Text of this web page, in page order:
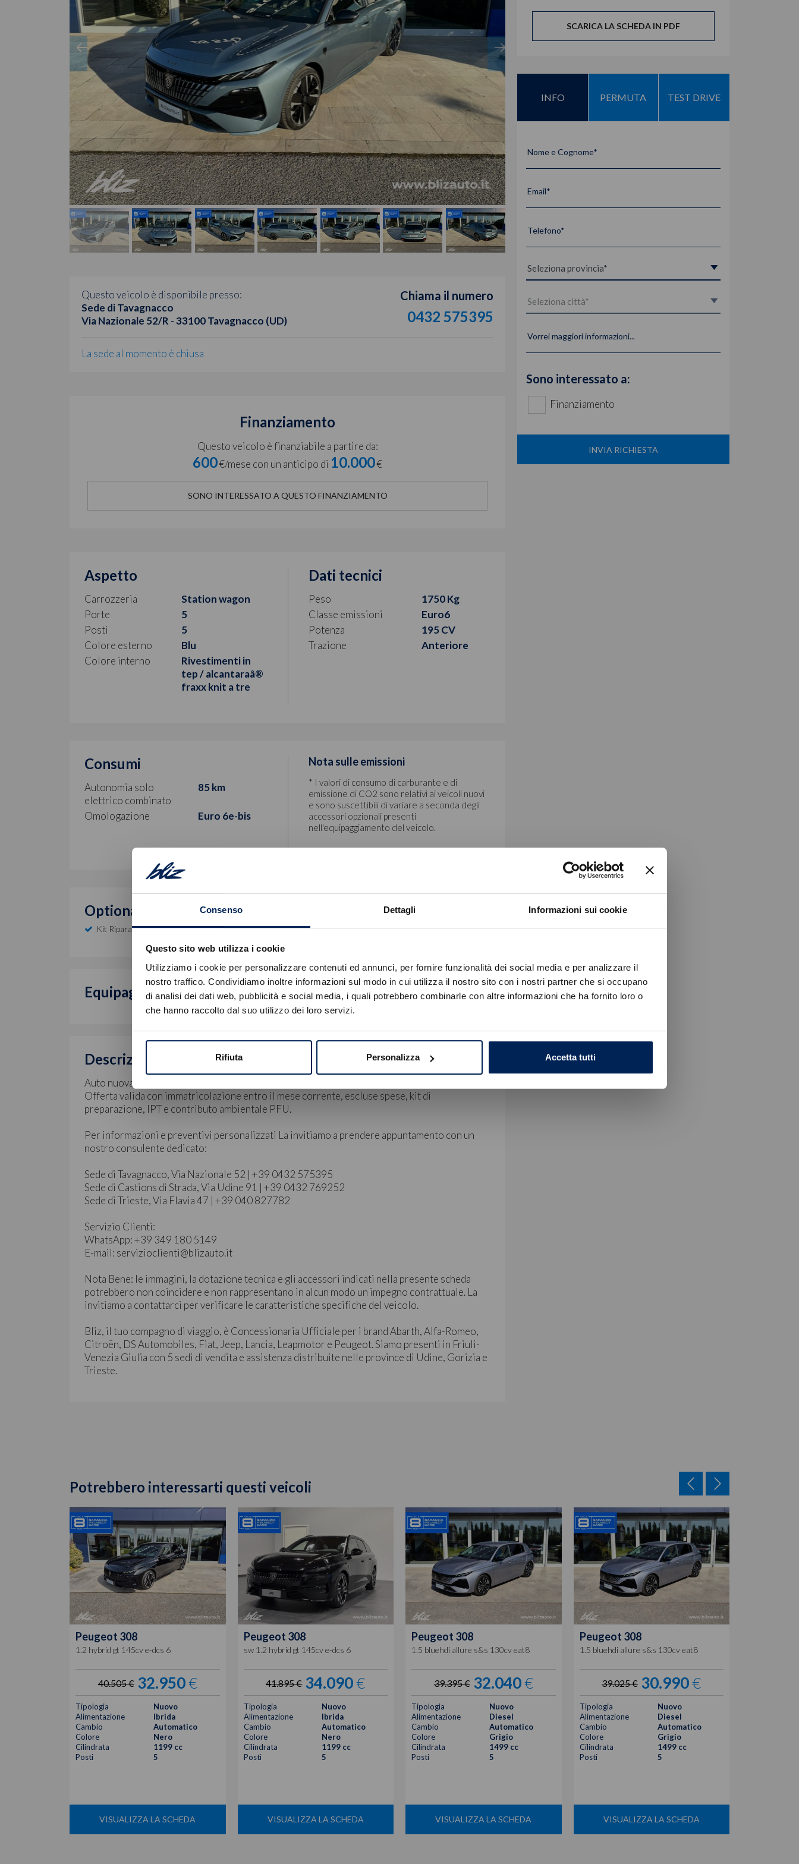
Consenso Dettagli Informazioni sui cookie
Questo sito web utilizza i cookie
Utilizziamo i cookie per personalizzare contenuti ed annunci, per fornire funzionalità dei social media e per analizzare il
nostro traffico. Condividiamo inoltre informazioni sul modo in cui utilizza il nostro sito con i nostri partner che si occupano
di analisi dei dati web, pubblicità e social media, i quali potrebbero combinarle con altre informazioni che ha fornito loro o
che hanno raccolto dal suo utilizzo dei loro servizi.
Rifiuta Personalizza Accetta tutti
Questo veicolo è disponibile presso:
Sede di Tavagnacco
Via Nazionale 52/R - 33100 Tavagnacco (UD)
Chiama il numero
0432 575395
La sede al momento è chiusa
Finanziamento
Questo veicolo è finanziabile a partire da:
600€/mese con un anticipo di 10.000€
SONO INTERESSATO A QUESTO FINANZIAMENTO
Aspetto
Carrozzeria
Station wagon
Porte
5
Posti
5
Colore esterno
Blu
Colore interno
Rivestimenti in
tep / alcantaraâ®
fraxx knit a tre
Dati tecnici
Peso
1750 Kg
Classe emissioni
Euro6
Potenza
195 CV
Trazione
Anteriore
Consumi
Autonomia solo
elettrico combinato
85 km
Omologazione Euro 6e-bis
Nota sulle emissioni
* I valori di consumo di carburante e di
emissione di CO2 sono relativi ai veicoli nuovi
e sono suscettibili di variare a seconda degli
accessori opzionali presenti
nell'equipaggiamento del veicolo.
Optional inclusi
Kit Riparazione Pneumatici Pack Vision 360° & Drive Assist Plus
Equipaggiamento di serie
Descrizione
Auto nuova da immatricolare.
Offerta valida con immatricolazione entro il mese corrente, escluse spese, kit di
preparazione, IPT e contributo ambientale PFU.
Per informazioni e preventivi personalizzati La invitiamo a prendere appuntamento con un
nostro consulente dedicato:
Sede di Tavagnacco, Via Nazionale 52 | +39 0432 575395
Sede di Castions di Strada, Via Udine 91 | +39 0432 769252
Sede di Trieste, Via Flavia 47 | +39 040 827782
Servizio Clienti:
WhatsApp: +39 349 180 5149
E-mail: servizioclienti@blizauto.it
Nota Bene: le immagini, la dotazione tecnica e gli accessori indicati nella presente scheda
potrebbero non coincidere e non rappresentano in alcun modo un impegno contrattuale. La
invitiamo a contattarci per verificare le caratteristiche specifiche del veicolo.
Bliz, il tuo compagno di viaggio, è Concessionaria Ufficiale per i brand Abarth, Alfa-Romeo,
Citroën, DS Automobiles, Fiat, Jeep, Lancia, Leapmotor e Peugeot. Siamo presenti in Friuli-
Venezia Giulia con 5 sedi di vendita e assistenza distribuite nelle province di Udine, Gorizia e
Trieste.
SCARICA LA SCHEDA IN PDF
INFO PERMUTA TEST DRIVE
Nome e Cognome*
Email*
Telefono*
Vorrei maggiori informazioni...
Sono interessato a:
Finanziamento
INVIA RICHIESTA
Potrebbero interessarti questi veicoli
Peugeot 308
1.2 hybrid gt 145cv e-dcs 6
40.505 € 32.950€
Tipologia
Nuovo
Alimentazione
Ibrida
Cambio
Automatico
Colore
Nero
Cilindrata
1199 cc
Posti
5
VISUALIZZA LA SCHEDA
Peugeot 308
sw 1.2 hybrid gt 145cv e-dcs 6
41.895 € 34.090€
Tipologia
Nuovo
Alimentazione
Ibrida
Cambio
Automatico
Colore
Nero
Cilindrata
1199 cc
Posti
5
VISUALIZZA LA SCHEDA
Peugeot 308
1.5 bluehdi allure s&s 130cv eat8
39.395 € 32.040€
Tipologia
Nuovo
Alimentazione
Diesel
Cambio
Automatico
Colore
Grigio
Cilindrata
1499 cc
Posti
5
VISUALIZZA LA SCHEDA
Peugeot 308
1.5 bluehdi allure s&s 130cv eat8
39.025 € 30.990€
Tipologia
Nuovo
Alimentazione
Diesel
Cambio
Automatico
Colore
Grigio
Cilindrata
1499 cc
Posti
5
VISUALIZZA LA SCHEDA
Errore
Caricamento veicoli non riuscito